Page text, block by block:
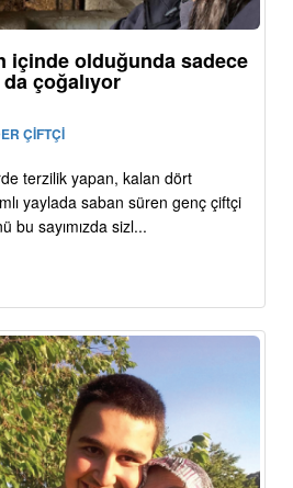
içinde olduğunda sadece
çoğalıyor
ÇİFTÇİ
terzilik yapan, kalan dört
yaylada saban süren genç çiftçi
bu sayımızda sizl...